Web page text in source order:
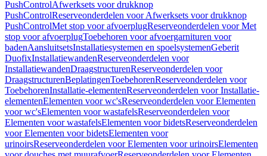
PushControlAfwerksets voor drukknop
PushControlReserveonderdelen voor Afwerksets voor drukknop
PushControlMet stop voor afvoerplugReserveonderdelen voor Met
stop voor afvoerplugToebehoren voor afvoergarnituren voor
badenAansluitsetsInstallatiesystemen en spoelsystemenGeberit
DuofixInstallatiewandenReserveonderdelen voor
InstallatiewandenDraagstructurenReserveonderdelen voor
DraagstructurenBeplatingenToebehorenReserveonderdelen voor
ToebehorenInstallatie-elementenReserveonderdelen voor Installatie-
elementenElementen voor wc'sReserveonderdelen voor Elementen
voor wc'sElementen voor wastafelsReserveonderdelen voor
Elementen voor wastafelsElementen voor bidetsReserveonderdelen
voor Elementen voor bidetsElementen voor
urinoirsReserveonderdelen voor Elementen voor urinoirsElementen